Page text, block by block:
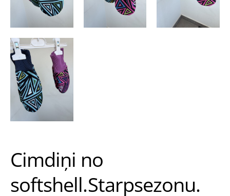
Cimdiņi no
softshell.Starpsezonu.